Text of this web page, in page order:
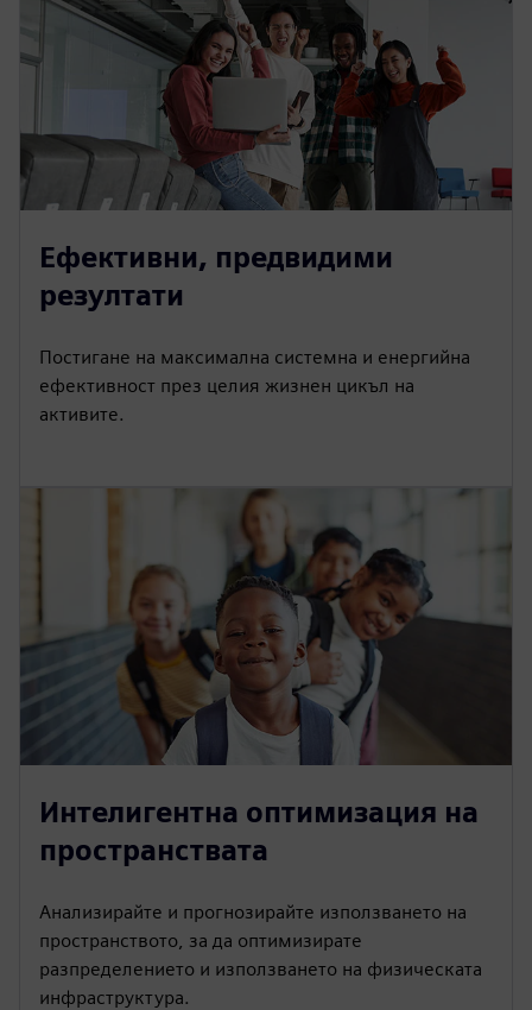
Ефективни, предвидими
резултати
Постигане на максимална системна и енергийна
ефективност през целия жизнен цикъл на
активите.
Интелигентна оптимизация на
пространствата
Анализирайте и прогнозирайте използването на
пространството, за да оптимизирате
разпределението и използването на физическата
инфраструктура.